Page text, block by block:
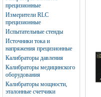
прецизионные
Измерители RLC
прецизионные
Испытательные стенды
Источники тока и
напряжения прецизионные
Калибраторы давления
Калибраторы медицинского
оборудования
Калибраторы мощности,
эталонные счетчики